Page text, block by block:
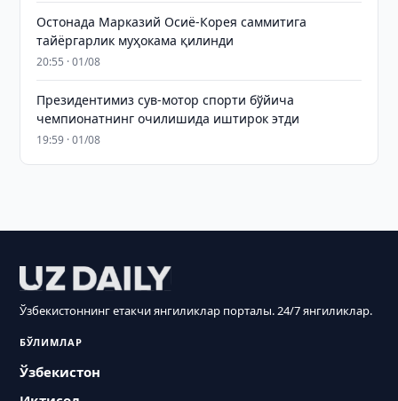
Остонада Марказий Осиё-Корея саммитига
тайёргарлик муҳокама қилинди
20:55 · 01/08
Президентимиз сув-мотор спорти бўйича
чемпионатнинг очилишида иштирок этди
19:59 · 01/08
Ўзбекистоннинг етакчи янгиликлар порталы. 24/7 янгиликлар.
БЎЛИМЛАР
Ўзбекистон